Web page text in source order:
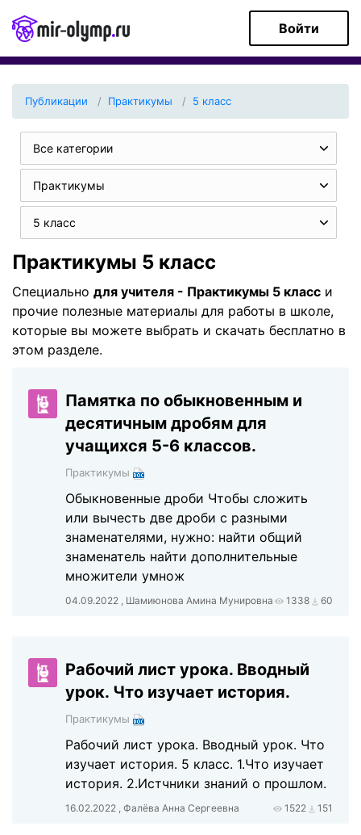
Войти
Публикации Практикумы 5 класс
Все категории
Практикумы
5 класс
Практикумы 5 класс
Специально для учителя - Практикумы 5 класс и
прочие полезные материалы для работы в школе,
которые вы можете выбрать и скачать бесплатно в
этом разделе.
Памятка по обыкновенным и
десятичным дробям для
учащихся 5-6 классов.
Практикумы
Обыкновенные дроби Чтобы сложить
или вычесть две дроби с разными
знаменателями, нужно: найти общий
знаменатель найти дополнительные
множители умнож
04.09.2022 , Шамиюнова Амина Мунировна 1338 60
Рабочий лист урока. Вводный
урок. Что изучает история.
Практикумы
Рабочий лист урока. Вводный урок. Что
изучает история. 5 класс. 1.Что изучает
история. 2.Истчники знаний о прошлом.
16.02.2022 , Фалёва Анна Сергеевна 1522 151